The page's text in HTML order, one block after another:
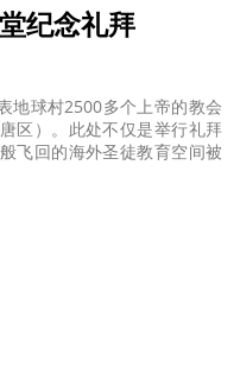
纪念礼拜
地球村2500多个上帝的教会
区）。此处不仅是举行礼拜
飞回的海外圣徒教育空间被